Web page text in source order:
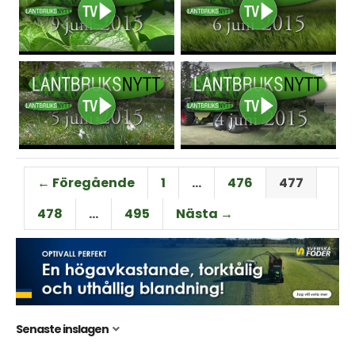
← Föregående 1 … 476
477
478
… 495 Nästa →
Senaste inslagen